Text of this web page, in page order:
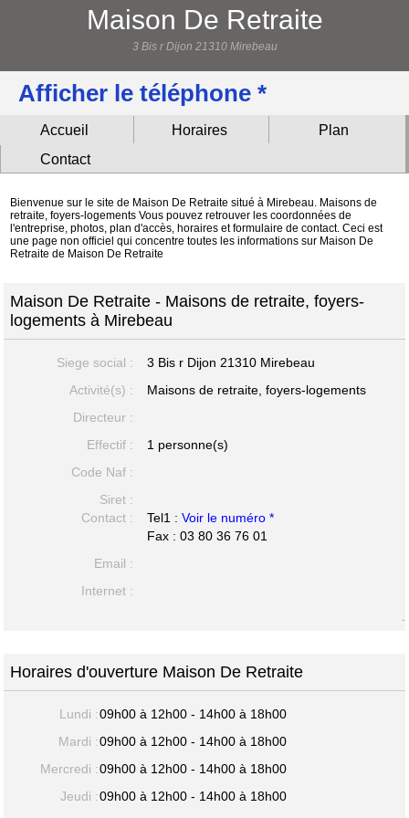
Maison De Retraite
3 Bis r Dijon 21310 Mirebeau
Afficher le téléphone *
Accueil Horaires
Plan
Contact
Bienvenue sur le site de Maison De Retraite situé à Mirebeau. Maisons de
retraite, foyers-logements Vous pouvez retrouver les coordonnées de
l'entreprise, photos, plan d'accès, horaires et formulaire de contact. Ceci est
une page non officiel qui concentre toutes les informations sur Maison De
Retraite de Maison De Retraite
Maison De Retraite - Maisons de retraite, foyers-
logements à Mirebeau
Siege social : 3 Bis r Dijon 21310 Mirebeau
Activité(s) :
Maisons de retraite, foyers-logements
Directeur :
Effectif :
1 personne(s)
Code Naf :
Siret :
Contact :
Tel1 :Voir le numéro *
Fax : 03 80 36 76 01
Email :
Internet :
-
Horaires d'ouverture Maison De Retraite
Lundi :09h00 à 12h00 - 14h00 à 18h00
Mardi :09h00 à 12h00 - 14h00 à 18h00
Mercredi :09h00 à 12h00 - 14h00 à 18h00
Jeudi :09h00 à 12h00 - 14h00 à 18h00